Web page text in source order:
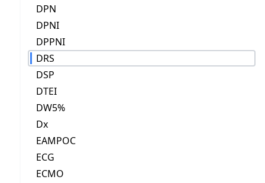
DPN
DPNI
DPPNI
DRS
DSP
DTEI
DW5%
Dx
EAMPOC
ECG
ECMO